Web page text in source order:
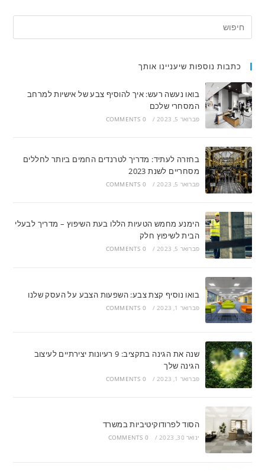
כתבות נוספות שיעניינו אותך
בואו נעשה רעש: איך להוסיף צבע של אישיות למרחב
המסחרי שלכם
פברואר 5, 2023 /
0 COMMENTS
בחזרה לעתיד: מדריך לטרנדים החמים ביותר לחללים
מסחריים לשנת 2023
פברואר 5, 2023 /
0 COMMENTS
הימנע מחמש הטעיות הללו בעת השיפוץ – מדריך לבעלי
הבית לשיפוץ חלק
פברואר 5, 2023 /
0 COMMENTS
בואו נוסיף קצת צבע: השפעות הצבע על העסק שלנו
פברואר 1, 2023 /
0 COMMENTS
שנה את הגינה בתקציב: 9 רעיונות יצירתיים לעיצוב
הגינה שלך
פברואר 1, 2023 /
0 COMMENTS
הסוד לפרודוקיטיביות במשרד
ינואר 30, 2023 /
0 COMMENTS